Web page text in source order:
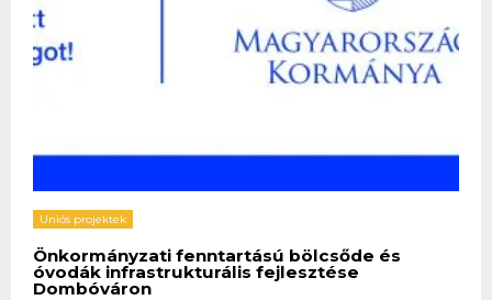
Uniós projektek
Önkormányzati fenntartású bölcsőde és
óvodák infrastrukturális fejlesztése
Dombóváron